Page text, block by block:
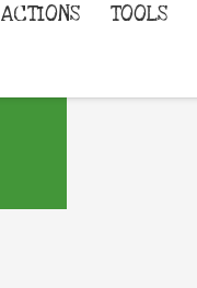
ACTIONS TOOLS